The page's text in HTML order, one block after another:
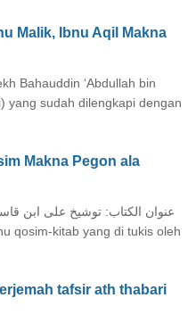
Malik, Ibnu Aqil Makna
Bahauddin ‘Abdullah bin
yang sudah dilengkapi dengan
Makna Pegon ala
عنوان الكتاب: توشيخ على ابن
tafsir ath thabari